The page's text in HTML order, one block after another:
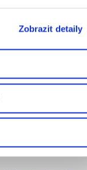
Zobrazit detaily